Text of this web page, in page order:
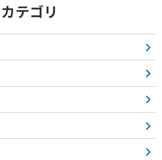
カテゴリ